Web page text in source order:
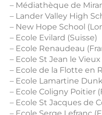
– Médiathèque de
– Lander Valley High
– New Hope School
– Ecole Evilard (Suisse)
– Ecole Renaudeau
– Ecole St Jean le Vieux
– Ecole de la Flotte en
– Ecole Lamartine
– Ecole Coligny Poitier
– Ecole St Jacques de